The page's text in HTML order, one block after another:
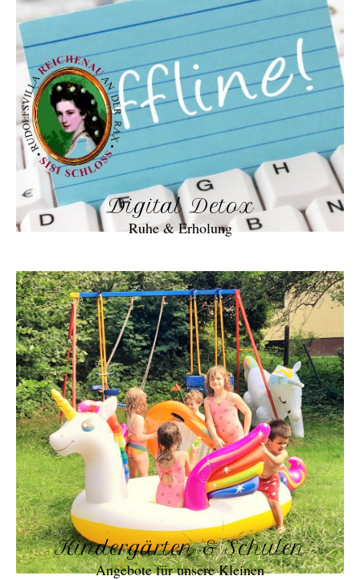
Digital Detox
Ruhe & Erholung
Kindergärten & Schulen
Angebote für unsere Kleinen